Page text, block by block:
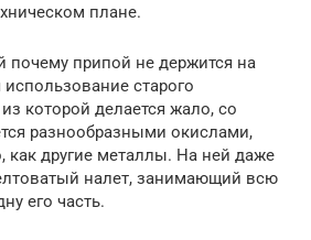
плане.
почему припой не держится на
использование старого
которой делается жало, со
разнообразными окислами,
как другие металлы. На ней даже
налет, занимающий всю
его часть.